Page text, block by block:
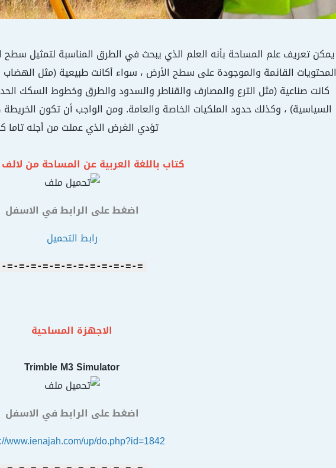
يمكن تعريف علم المساحة بأنه العلم الذي يبحث في الطرق المناسبة لتمثيل
المحتويات القائمة والموجودة على سطح الأرض ، سواء أكانت طبيعية (مثل الهضاب
كانت صناعية (مثل الترع والمصارف والقناطر والسدود والطرق وخطوط السكك
السياسية) ، وكذلك حدود الملكيات الخاصة والعامة. ومن الواجب أن تكون
تؤدي الغرض الذي عملت من أجله تاما
كتاب باللغة العربية عن المساحة من لالف
اضغط على الرابط في الاسفل
رابط التحميل
=-=-=-=-=-=-=-=-=-=-=-=-
الاجهزة المساحية
Trimble M3 Simulator
اضغط على الرابط في الاسفل
www.ienajah.com/up/do.php?id=1842